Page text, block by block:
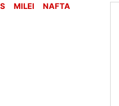
MILEI
NAFTA